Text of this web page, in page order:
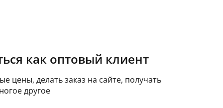
как оптовый клиент
цены, делать заказ на сайте, получать
другое